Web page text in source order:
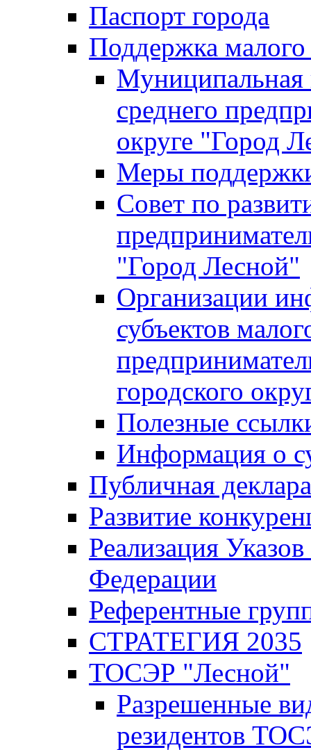
Паспорт города
Поддержка малого
Муниципальная
среднего
округе "Город
Меры
Совет по
"Город Лесной"
Организации
субъектов
городского
Полезные
Информация о
Публичная
Развитие
Реализация
Федерации
Референтные
СТРАТЕГИЯ 2035
ТОСЭР "Лесной"
Разрешенные
резидентов